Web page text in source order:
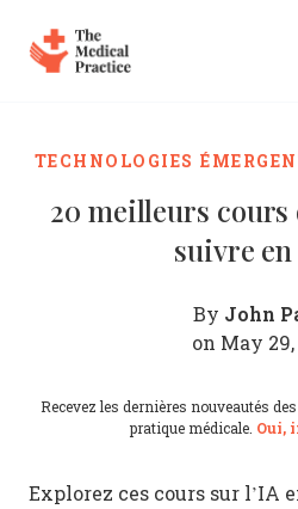
TECHNOLOGIES
20 meilleurs cours
suivre en
By John
on May 29,
Recevez les dernières nouveautés
pratique médicale. Oui,
Explorez ces cours sur l’IA